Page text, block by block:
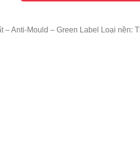
– Anti-Mould – Green Label Loại nền: